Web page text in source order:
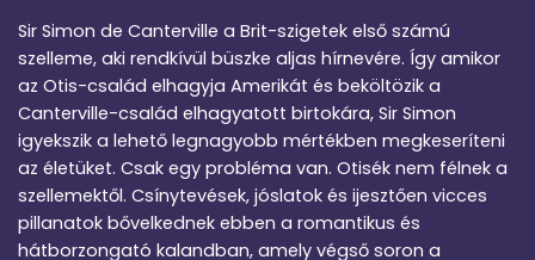
Sir Simon de Canterville a Brit-szigetek első számú
szelleme, aki rendkívül büszke aljas hírnevére. Így amikor
az Otis-család elhagyja Amerikát és beköltözik a
Canterville-család elhagyatott birtokára, Sir Simon
igyekszik a lehető legnagyobb mértékben megkeseríteni
az életüket. Csak egy probléma van. Otisék nem félnek a
szellemektől. Csínytevések, jóslatok és ijesztően vicces
pillanatok bővelkednek ebben a romantikus és
hátborzongató kalandban, amely végső soron a